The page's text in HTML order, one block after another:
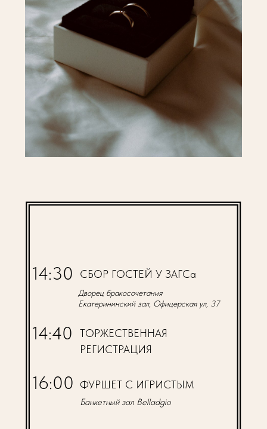
ФУРШЕТ С ИГРИСТЫМ
14:30
14:40
16:00
СБОР ГОСТЕЙ У ЗАГСа
ТОРЖЕСТВЕННАЯ
РЕГИСТРАЦИЯ
Банкетный зал Belladgio
Дворец бракосочетания
Екатерининский зал, Офицерская ул, 37